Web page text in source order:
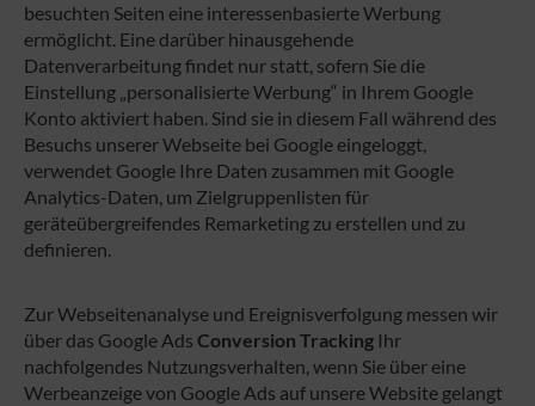
besuchten Seiten eine interessenbasierte Werbung
ermöglicht. Eine darüber hinausgehende
Datenverarbeitung findet nur statt, sofern Sie die
Einstellung „personalisierte Werbung“ in Ihrem Google
Konto aktiviert haben. Sind sie in diesem Fall während des
Besuchs unserer Webseite bei Google eingeloggt,
verwendet Google Ihre Daten zusammen mit Google
Analytics-Daten, um Zielgruppenlisten für
geräteübergreifendes Remarketing zu erstellen und zu
definieren.
Zur Webseitenanalyse und Ereignisverfolgung messen wir
über das Google Ads Conversion Tracking Ihr
nachfolgendes Nutzungsverhalten, wenn Sie über eine
Werbeanzeige von Google Ads auf unsere Website gelangt